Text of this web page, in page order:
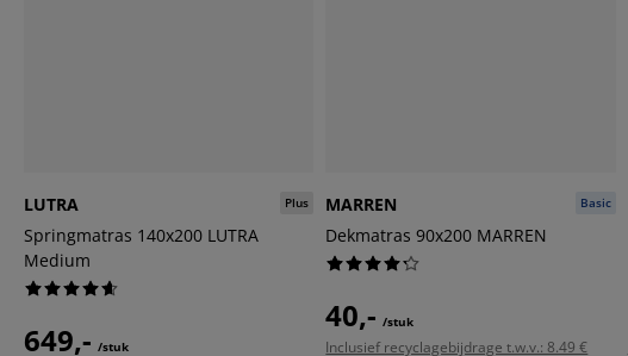
Plus
LUTRA
Springmatras 140x200 LUTRA
Medium
649,- /stuk
Basic
MARREN
Dekmatras 90x200 MARREN
40,- /stuk
Inclusief recyclagebijdrage t.w.v.: 8.49 €